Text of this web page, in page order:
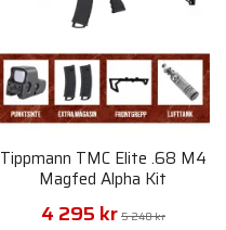
Tippmann TMC Elite .68 M4
Magfed Alpha Kit
4 295 kr 5 240 kr